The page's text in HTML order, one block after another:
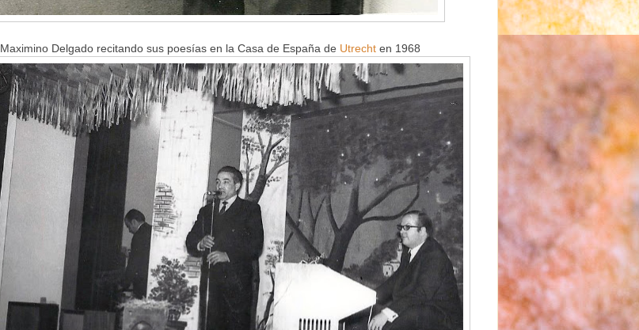
Maximino Delgado recitando sus poesías en la Casa de España de Utrechten 1968